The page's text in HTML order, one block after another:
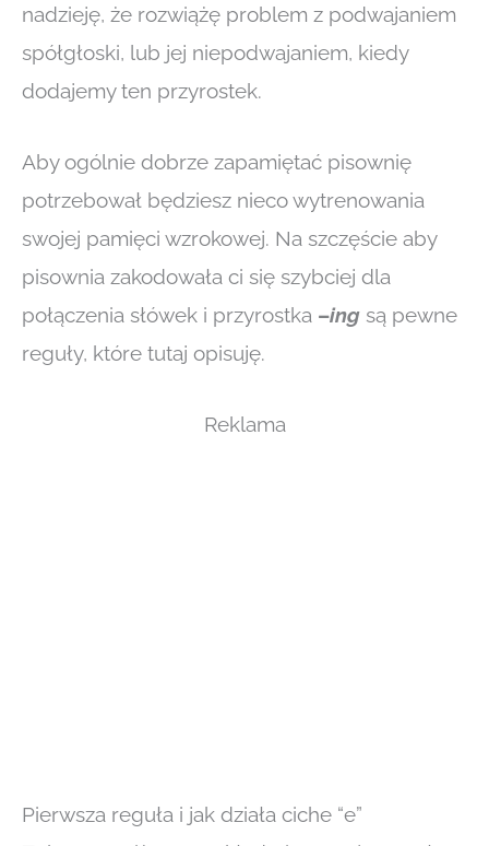
nadzieję, że rozwiążę problem z podwajaniem
spółgłoski, lub jej niepodwajaniem, kiedy
dodajemy ten przyrostek.
Aby ogólnie dobrze zapamiętać pisownię
potrzebował będziesz nieco wytrenowania
swojej pamięci wzrokowej. Na szczęście aby
pisownia zakodowała ci się szybciej dla
połączenia słówek i przyrostka –ing są pewne
reguły, które tutaj opisuję.
Reklama
Pierwsza reguła i jak działa ciche “e”